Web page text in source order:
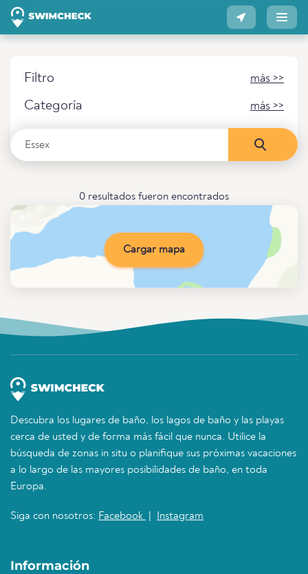
Filtro más >>
Categoría más >>
0 resultados fueron encontrados
Cargar mapa
Descubra los lugares de baño, los lagos de baño y las playas
cerca de usted y de forma más fácil que nunca. Utilice la
búsqueda de zonas in situ o planifique sus próximas vacaciones
a lo largo de las mayores posibilidades de baño, en toda
Europa.
Siga con nosotros: Facebook Instagram
Información